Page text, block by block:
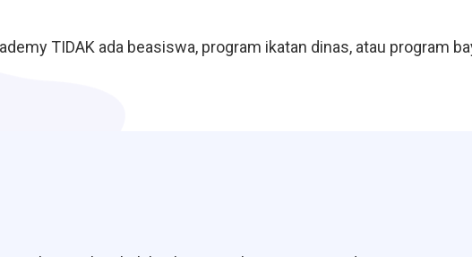
TIDAK ada beasiswa, program ikatan dinas, atau program